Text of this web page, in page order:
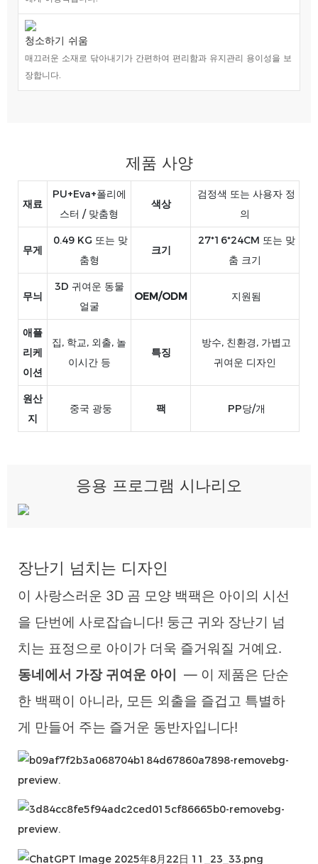
청소하기 쉬움
매끄러운 소재로 닦아내기가 간편하여 편리함과 유지관리 용이성을 보
장합니다.
제품 사양
재료
PU+Eva+폴리에
스터 / 맞춤형
색상
검정색 또는 사용자 정
의
무게
0.49 KG 또는 맞
춤형
크기
27*16*24CM 또는 맞
춤 크기
무늬
3D 귀여운 동물
얼굴
OEM/ODM 지원됨
애플
리케
이션
집, 학교, 외출, 놀
이시간 등
특징
방수, 친환경, 가볍고
귀여운 디자인
원산
지
중국 광둥 팩 PP당/개
응용 프로그램 시나리오
장난기 넘치는 디자인
이 사랑스러운 3D 곰 모양 백팩은 아이의 시선
을 단번에 사로잡습니다! 둥근 귀와 장난기 넘
치는 표정으로 아이가 더욱 즐거워질 거예요.
동네에서 가장 귀여운 아이
— 이 제품은 단순
한 백팩이 아니라, 모든 외출을 즐겁고 특별하
게 만들어 주는 즐거운 동반자입니다!